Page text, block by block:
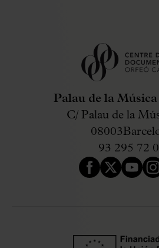
Palau de la
C/ Palau de la
08003
93 295 72